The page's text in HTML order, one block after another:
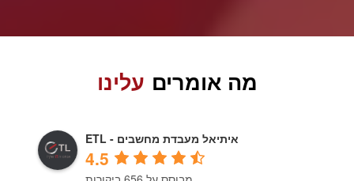
מה אומרים עלינו
ETL - איתיאל מעבדת מחשבים
4.5